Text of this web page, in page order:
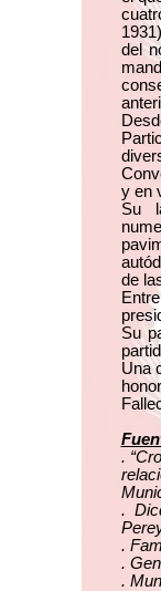
del
y en
Su
de
Su
Una
.
.
.
.
.